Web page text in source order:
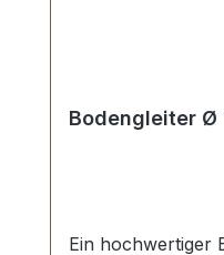
Bodengleiter Ø
Ein hochwertiger